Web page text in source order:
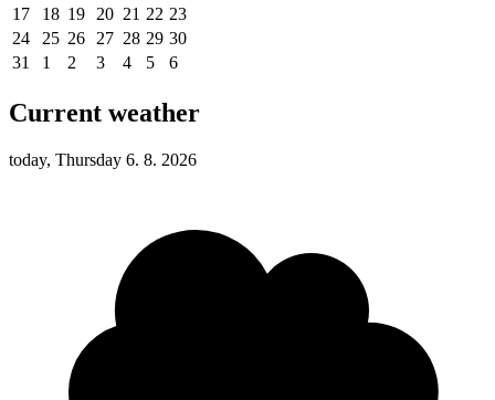
17
18 19 20 21 22 23
24
25 26 27 28 29 30
31
1 2 3 4 5 6
Current weather
today, Thursday 6. 8. 2026